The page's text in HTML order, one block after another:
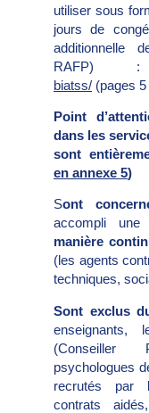
utiliser sous
jours de
additionnelle
biatss/ (pages
Point
dans les
sont
en annexe 5)
Sont
accompli
manière
(les agents
techniques,
Sont exclus
enseignants,
(Conseiller
psychologues
recrutés par
contrats